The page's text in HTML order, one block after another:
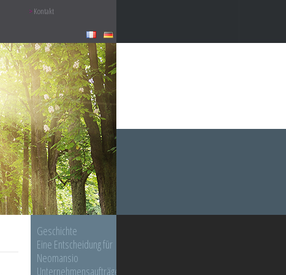
Kontakt
Geschichte
Eine Entscheidung für
Neomansio
Unternehmensaufträge